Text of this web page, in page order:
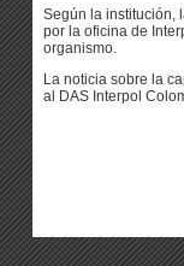
Según la institución,
por la oficina de
organismo.
La noticia sobre la
al DAS Interpol